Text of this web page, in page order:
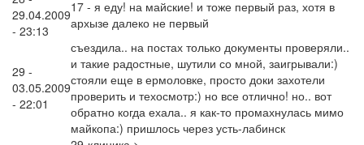
29.04.2009
- 23:13
17 - я еду! на майские! и тоже первый раз, хотя в
архызе далеко не первый
29 -
03.05.2009
- 22:01
съездила.. на постах только документы проверяли..
и такие радостные, шутили со мной, заигрывали:)
стояли еще в ермоловке, просто доки захотели
проверить и техосмотр:) но все отлично! но.. вот
обратно когда ехала.. я как-то промахнулась мимо
майкопа:) пришлось через усть-лабинск